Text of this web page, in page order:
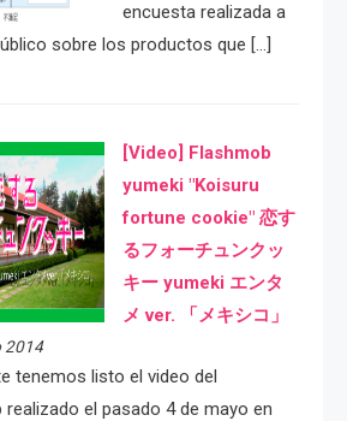
encuesta realizada a
sobre los productos que […]
[Video] Flashmob
yumeki "Koisuru
fortune cookie" 恋す
るフォーチュンクッ
キー yumeki エンタ
メ ver. 「メキシコ」
2014
tenemos listo el video del
realizado el pasado 4 de mayo en